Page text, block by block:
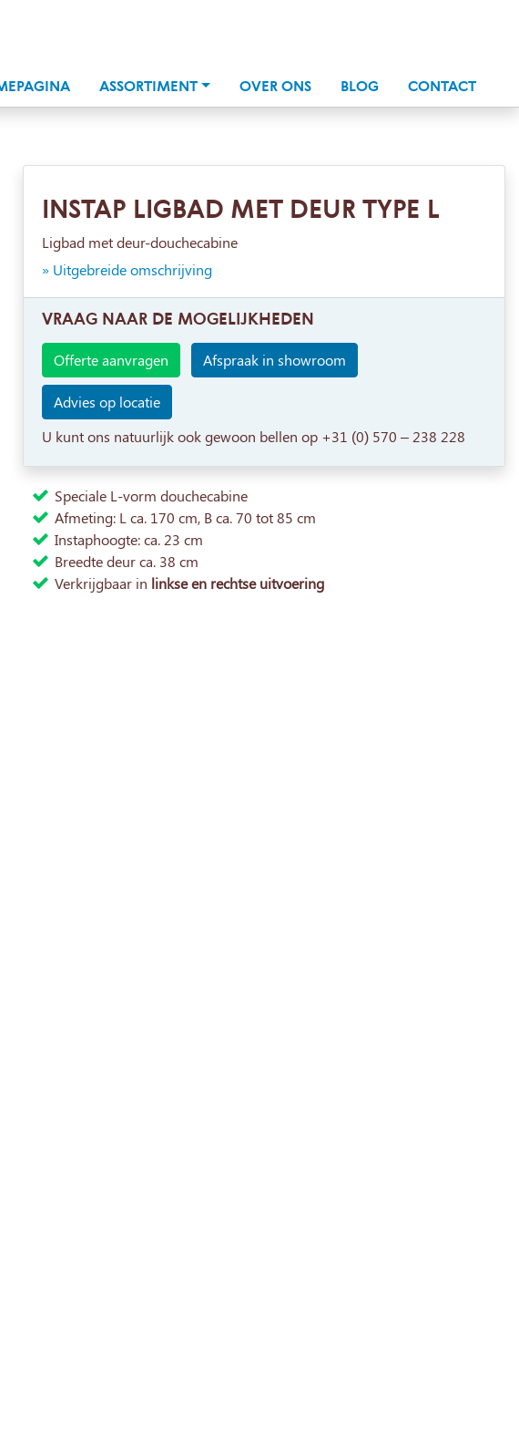
ASSORTIMENT OVER ONS BLOG CONTACT
INSTAP LIGBAD MET DEUR TYPE L
Ligbad met deur-douchecabine
» Uitgebreide omschrijving
VRAAG NAAR DE MOGELIJKHEDEN
Offerte aanvragen Afspraak in showroom
Advies op locatie
U kunt ons natuurlijk ook gewoon bellen op +31 (0) 570 – 238 228
Speciale L-vorm douchecabine
Afmeting: L ca. 170 cm, B ca. 70 tot 85 cm
Instaphoogte: ca. 23 cm
Breedte deur ca. 38 cm
Verkrijgbaar in linkse en rechtse uitvoering